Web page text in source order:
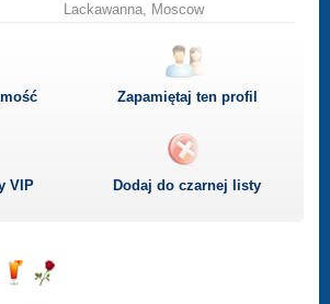
Lackawanna, Moscow
Zapamiętaj ten profil
VIP Dodaj do czarnej listy